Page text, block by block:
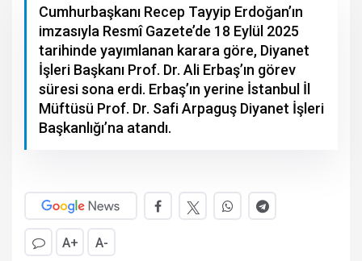
Cumhurbaşkanı Recep Tayyip Erdoğan’ın
imzasıyla Resmî Gazete’de 18 Eylül 2025
tarihinde yayımlanan karara göre, Diyanet
İşleri Başkanı Prof. Dr. Ali Erbaş’ın görev
süresi sona erdi. Erbaş’ın yerine İstanbul İl
Müftüsü Prof. Dr. Safi Arpaguş Diyanet İşleri
Başkanlığı’na atandı.
A+ A-